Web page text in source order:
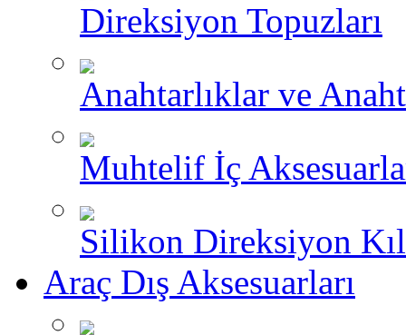
Direksiyon Topuzları
Anahtarlıklar ve
Muhtelif İç
Silikon Direksiyon
Araç Dış Aksesuarları